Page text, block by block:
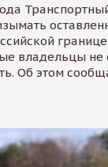
владельцы не
Об этом